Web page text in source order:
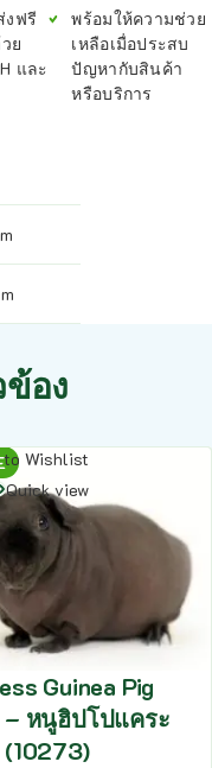
งฟรี
ย
และ
พร้อมให้ความช่วย
เหลือเมื่อประสบ
ปัญหากับสินค้า
หรือบริการ
อง
to Wishlist
Quick view
Guinea Pig
– หนูฮิปโปแคระ
(10273)